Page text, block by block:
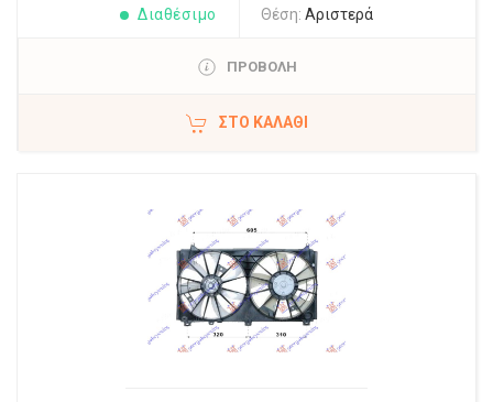
Διαθέσιμο Θέση: Αριστερά
ΠΡΟΒΟΛΗ
ΣΤΟ ΚΑΛΆΘΙ